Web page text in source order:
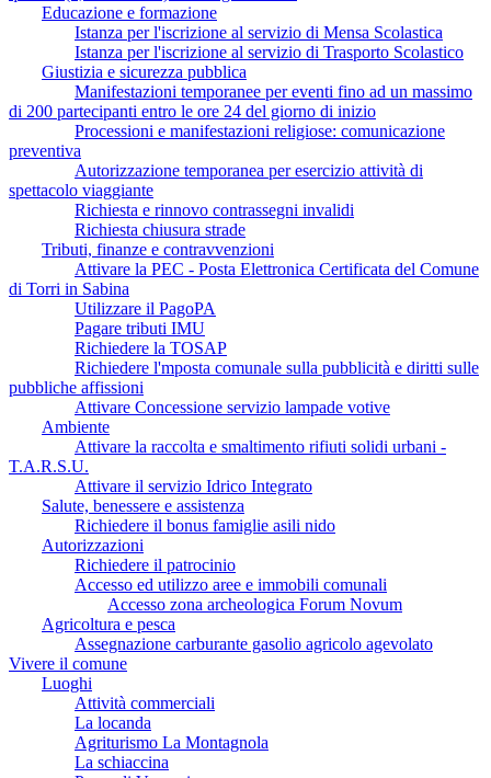
Educazione e formazione
Istanza per l'iscrizione al servizio di Mensa Scolastica
Istanza per l'iscrizione al servizio di Trasporto Scolastico
Giustizia e sicurezza pubblica
Manifestazioni temporanee per eventi fino ad un massimo
di 200 partecipanti entro le ore 24 del giorno di inizio
Processioni e manifestazioni religiose: comunicazione
preventiva
Autorizzazione temporanea per esercizio attività di
spettacolo viaggiante
Richiesta e rinnovo contrassegni invalidi
Richiesta chiusura strade
Tributi, finanze e contravvenzioni
Attivare la PEC - Posta Elettronica Certificata del Comune
di Torri in Sabina
Utilizzare il PagoPA
Pagare tributi IMU
Richiedere la TOSAP
Richiedere l'mposta comunale sulla pubblicità e diritti sulle
pubbliche affissioni
Attivare Concessione servizio lampade votive
Ambiente
Attivare la raccolta e smaltimento rifiuti solidi urbani -
T.A.R.S.U.
Attivare il servizio Idrico Integrato
Salute, benessere e assistenza
Richiedere il bonus famiglie asili nido
Autorizzazioni
Richiedere il patrocinio
Accesso ed utilizzo aree e immobili comunali
Accesso zona archeologica Forum Novum
Agricoltura e pesca
Assegnazione carburante gasolio agricolo agevolato
Vivere il comune
Luoghi
Attività commerciali
La locanda
Agriturismo La Montagnola
La schiaccina